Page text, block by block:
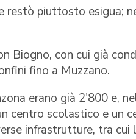
restò piuttosto esigua;
Biogno, con cui già
fino a Muzzano.
erano già 2'800 e,
centro scolastico e un
infrastrutture, tra cui